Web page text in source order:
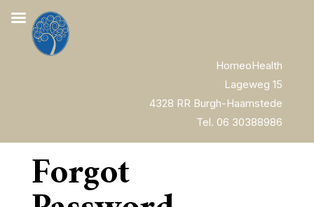
HomeoHealth
Lageweg 15
4328 RR Burgh-Haamstede
Tel. 06 30388986
Forgot